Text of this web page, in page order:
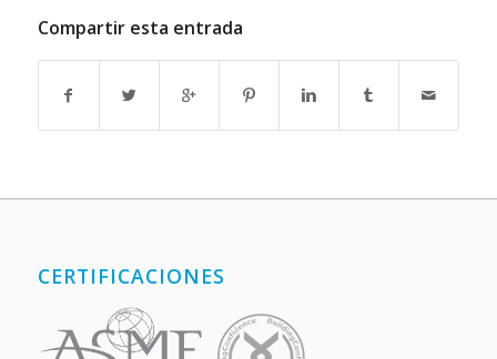
Compartir esta entrada
CERTIFICACIONES